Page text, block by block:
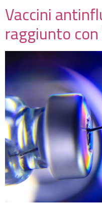
Vaccini
raggiunto